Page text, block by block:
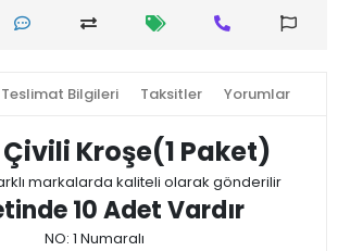
Teslimat Bilgileri Taksitler Yorumlar
Kroşe(1 Paket)
markalarda kaliteli olarak gönderilir
10 Adet Vardır
NO: 1 Numaralı